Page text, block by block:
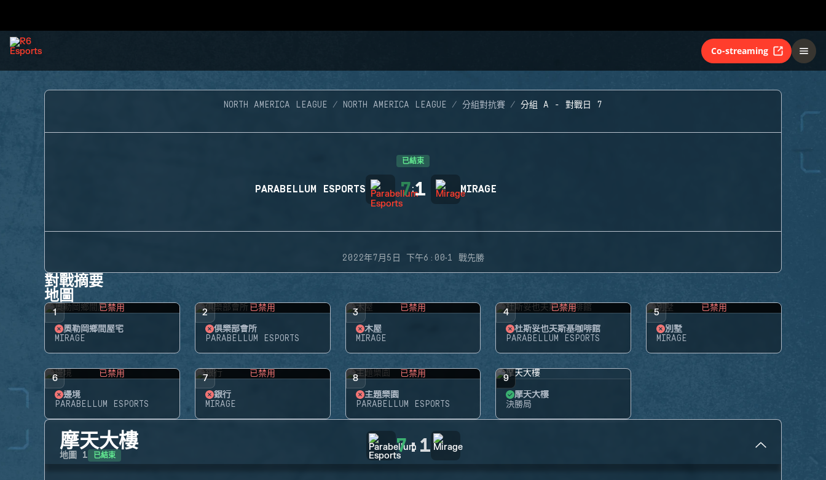
Co-streaming
NORTH AMERICA LEAGUE NORTH AMERICA LEAGUE 分組對抗賽 分組 A - 對戰日 7
已結束
PARABELLUM ESPORTS 7:1 MIRAGE
2022年7月5日 下午6:00·1 戰先勝
對戰摘要
地圖
1 已禁用
奧勒岡鄉間屋宅
MIRAGE
2 已禁用
俱樂部會所
PARABELLUM ESPORTS
3 已禁用
木屋
MIRAGE
4 已禁用
杜斯妥也夫斯基咖啡館
PARABELLUM ESPORTS
5 已禁用
別墅
MIRAGE
6 已禁用
邊境
PARABELLUM ESPORTS
7 已禁用
銀行
MIRAGE
8 已禁用
主題樂園
PARABELLUM ESPORTS
9
摩天大樓
決勝局
摩天大樓
地圖 1 已結束 7:1